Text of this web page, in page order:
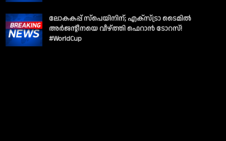
ലോകകപ്പ് സ്പെയിനിന്; എക്സ്ട്രാ ടൈമിൽ
അർജന്റീനയെ വീഴ്ത്തി ഫെറാൻ ടോറസ്!
#WorldCup